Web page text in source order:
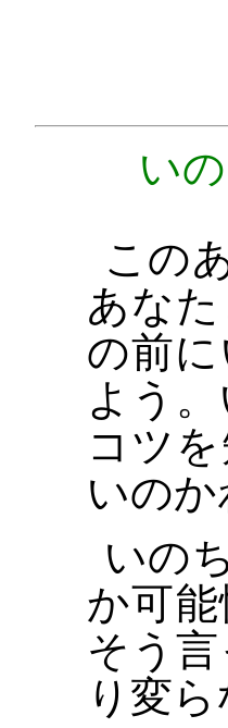
い
この
あな
の前
よう
コツ
いの
いの
か可
そう
り変ら